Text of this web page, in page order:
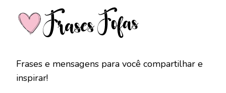
Frases e mensagens para você compartilhar e
inspirar!